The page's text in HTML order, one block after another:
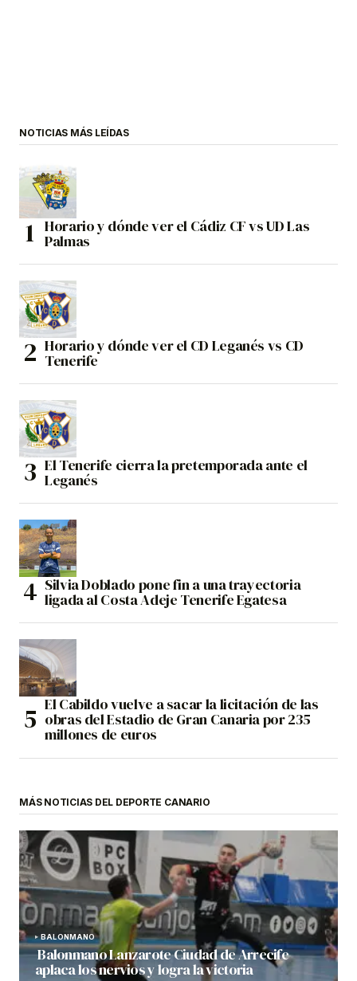
NOTICIAS MÁS LEÍDAS
Horario y dónde ver el Cádiz CF vs UD Las
Palmas
Horario y dónde ver el CD Leganés vs CD
Tenerife
El Tenerife cierra la pretemporada ante el
Leganés
Silvia Doblado pone fin a una trayectoria
ligada al Costa Adeje Tenerife Egatesa
El Cabildo vuelve a sacar la licitación de las
obras del Estadio de Gran Canaria por 235
millones de euros
MÁS NOTICIAS DEL DEPORTE CANARIO
BALONMANO
Balonmano Lanzarote Ciudad de Arrecife
aplaca los nervios y logra la victoria